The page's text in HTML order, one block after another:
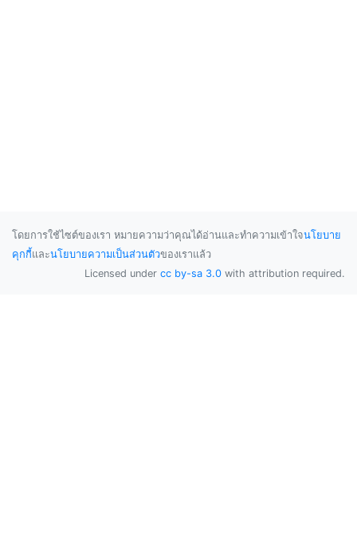
โดยการใช้ไซต์ของเรา หมายความว่าคุณได้อ่านและทำความเข้าใจนโยบาย
คุกกี้และนโยบายความเป็นส่วนตัวของเราแล้ว
Licensed under cc by-sa 3.0 with attribution required.